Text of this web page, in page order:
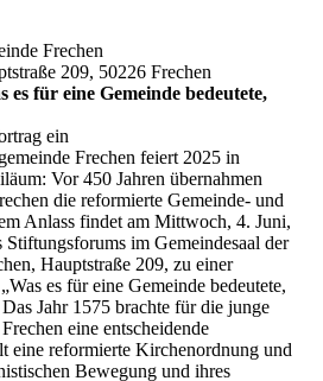
Frechen
209, 50226 Frechen
es für eine Gemeinde bedeutete,
ein
Frechen feiert 2025 in
Vor 450 Jahren übernahmen
die reformierte Gemeinde- und
Anlass findet am Mittwoch, 4. Juni,
im Gemeindesaal der
Hauptstraße 209, zu einer
es für eine Gemeinde bedeutete,
Jahr 1575 brachte für die junge
eine entscheidende
eine reformierte Kirchenordnung und
Bewegung und ihres